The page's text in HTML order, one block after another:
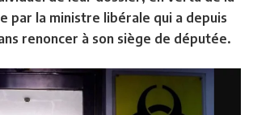
par la ministre libérale qui a depuis
renoncer à son siège de députée.